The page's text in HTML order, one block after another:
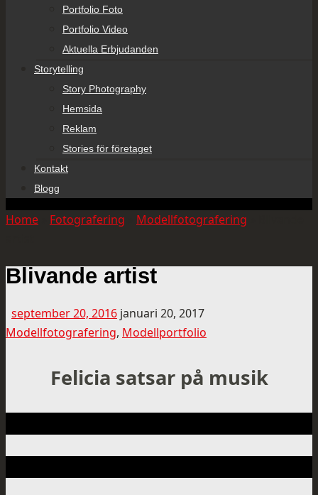
Portfolio Foto
Portfolio Video
Aktuella Erbjudanden
Storytelling
Story Photography
Hemsida
Reklam
Stories för företaget
Kontakt
Blogg
Home Fotografering Modellfotografering
Blivande artist
september 20, 2016 januari 20, 2017
Modellfotografering, Modellportfolio
Felicia satsar på musik